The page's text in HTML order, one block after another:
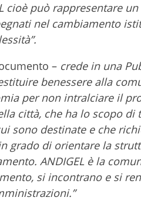
cioè può rappresentare
nel cambiamento
– crede in una
benessere alla
per non intralciare il
città, che ha lo scopo
sono destinate e che
grado di orientare la
ANDIGEL è la
si incontrano e si